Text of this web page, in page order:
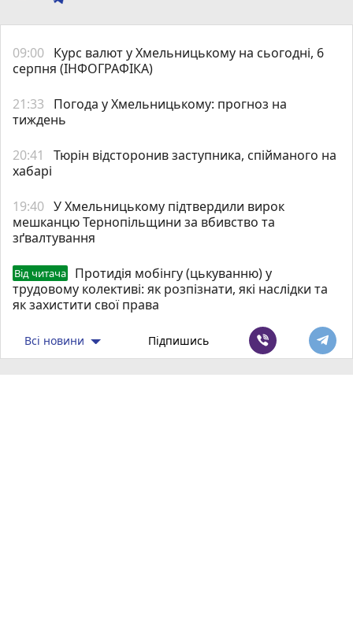
09:00 Курс валют у Хмельницькому на сьогодні, 6
серпня (ІНФОГРАФІКА)
21:33
Погода у Хмельницькому: прогноз на
тиждень
20:41
Тюрін відсторонив заступника, спійманого на
хабарі
19:40 У Хмельницькому підтвердили вирок
мешканцю Тернопільщини за вбивство та
зґвалтування
Від читача
Протидія мобінгу (цькуванню) у
трудовому колективі: як розпізнати, які наслідки та
як захистити свої права
Всі новини Підпишись